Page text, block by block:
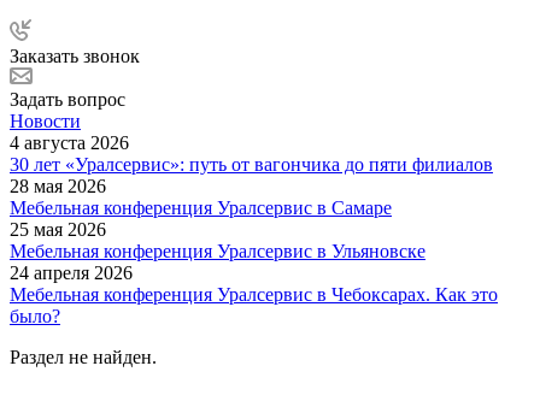
Заказать звонок
Задать вопрос
Новости
4 августа 2026
30 лет «Уралсервис»: путь от вагончика до пяти филиалов
28 мая 2026
Мебельная конференция Уралсервис в Самаре
25 мая 2026
Мебельная конференция Уралсервис в Ульяновске
24 апреля 2026
Мебельная конференция Уралсервис в Чебоксарах. Как это
было?
Раздел не найден.